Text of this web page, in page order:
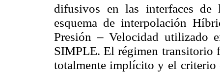
difusivos en las interfaces de
esquema de interpolación
Presión – Velocidad utilizado
SIMPLE. El régimen transitorio
totalmente implícito y el criterio